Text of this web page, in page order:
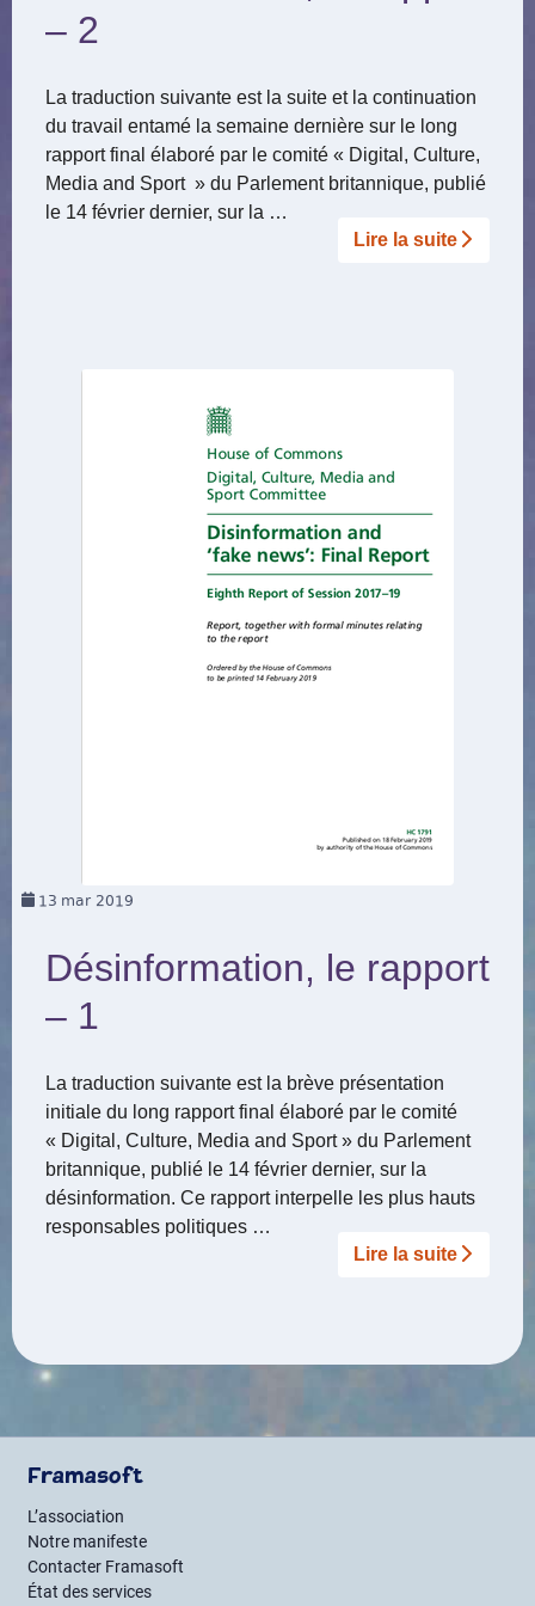
– 2
La traduction suivante est la suite et la continuation
du travail entamé la semaine dernière sur le long
rapport final élaboré par le comité « Digital, Culture,
Media and Sport » du Parlement britannique, publié
le 14 février dernier, sur la …
Lire la suite­­
13 mar 2019
Désinformation, le rapport
– 1
La traduction suivante est la brève présentation
initiale du long rapport final élaboré par le comité
« Digital, Culture, Media and Sport » du Parlement
britannique, publié le 14 février dernier, sur la
désinformation. Ce rapport interpelle les plus hauts
responsables politiques …
Lire la suite­­
Framasoft
L’association
Notre manifeste
Contacter Framasoft
État des services